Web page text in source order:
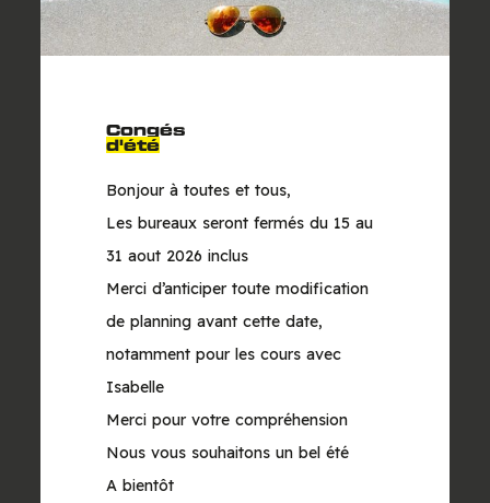
Code accéléré
Stage accéléré auto
Congés
d'été
Bonjour à toutes et tous,
Les bureaux seront fermés du 15 au
31 aout 2026 inclus
Merci d’anticiper toute modification
de planning avant cette date,
notamment pour les cours avec
Isabelle
Merci pour votre compréhension
Nous vous souhaitons un bel été
A bientôt